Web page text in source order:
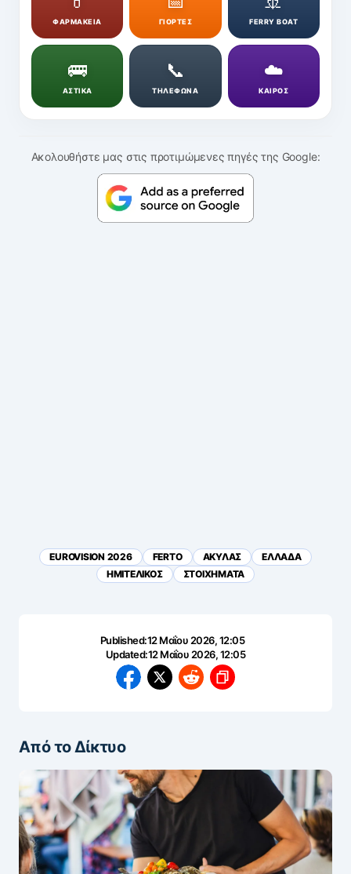
ΦΑΡΜΑΚΕΙΑ ΓΙΟΡΤΕΣ FERRY BOAT
🚌
ΑΣΤΙΚΑ
📞
ΤΗΛΕΦΩΝΑ
☁️
ΚΑΙΡΟΣ
Ακολουθήστε μας στις προτιμώμενες πηγές της Google:
EUROVISION 2026 FERTO ΑΚΥΛΑΣ
ΕΛΛΑΔΑ
ΗΜΙΤΕΛΙΚΟΣ
ΣΤΟΙΧΗΜΑΤΑ
Published:12 Μαΐου 2026, 12:05
Updated:12 Μαΐου 2026, 12:05
Από το Δίκτυο